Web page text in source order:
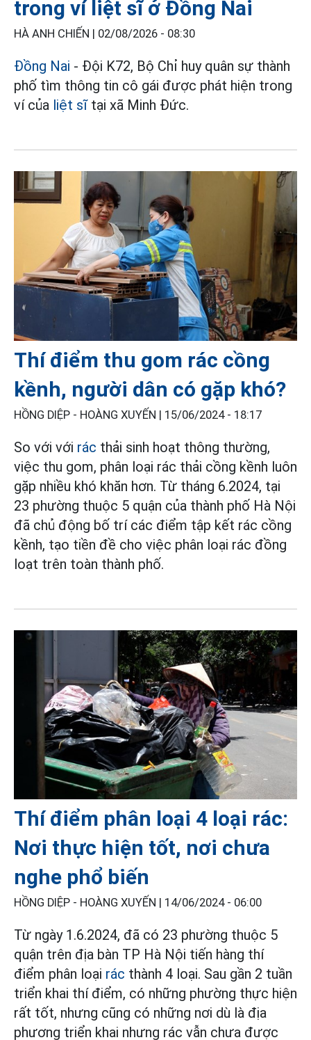
trong ví liệt sĩ ở Đồng Nai
HÀ ANH CHIẾN | 02/08/2026 - 08:30
Đồng Nai - Đội K72, Bộ Chỉ huy quân sự thành
phố tìm thông tin cô gái được phát hiện trong
ví của liệt sĩtại xã Minh Đức.
Thí điểm thu gom rác cồng
kềnh, người dân có gặp khó?
HỒNG DIỆP - HOÀNG XUYẾN | 15/06/2024 - 18:17
So với với rác thải sinh hoạt thông thường,
việc thu gom, phân loại rác thải cồng kềnh luôn
gặp nhiều khó khăn hơn. Từ tháng 6.2024, tại
23 phường thuộc 5 quận của thành phố Hà Nội
đã chủ động bố trí các điểm tập kết rác cồng
kềnh, tạo tiền đề cho việc phân loại rác đồng
loạt trên toàn thành phố.
Thí điểm phân loại 4 loại rác:
Nơi thực hiện tốt, nơi chưa
nghe phổ biến
HỒNG DIỆP - HOÀNG XUYẾN | 14/06/2024 - 06:00
Từ ngày 1.6.2024, đã có 23 phường thuộc 5
quận trên địa bàn TP Hà Nội tiến hàng thí
điểm phân loại rác thành 4 loại. Sau gần 2 tuần
triển khai thí điểm, có những phường thực hiện
rất tốt, nhưng cũng có những nơi dù là địa
phương triển khai nhưng rác vẫn chưa được